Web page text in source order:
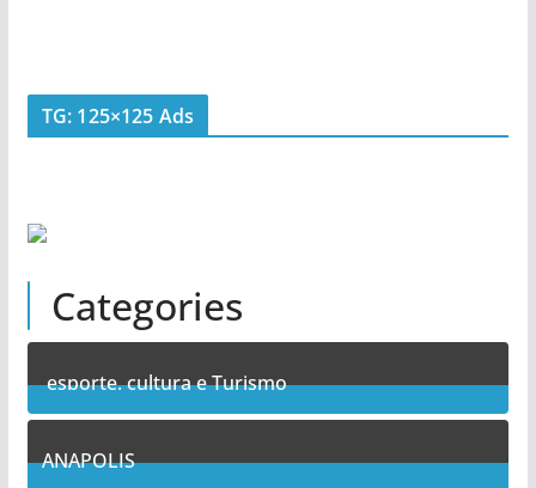
TG: 125×125 Ads
Categories
esporte, cultura e Turismo
7Posts
ANAPOLIS